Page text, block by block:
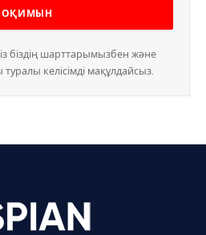
біздің шарттарымызбен және
келісімді мақұлдайсыз.